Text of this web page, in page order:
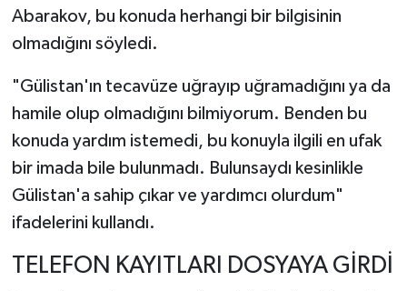
Abarakov, bu konuda herhangi bir bilgisinin
olmadığını söyledi.
"Gülistan'ın tecavüze uğrayıp uğramadığını ya da
hamile olup olmadığını bilmiyorum. Benden bu
konuda yardım istemedi, bu konuyla ilgili en ufak
bir imada bile bulunmadı. Bulunsaydı kesinlikle
Gülistan'a sahip çıkar ve yardımcı olurdum"
ifadelerini kullandı.
TELEFON KAYITLARI DOSYAYA GİRDİ